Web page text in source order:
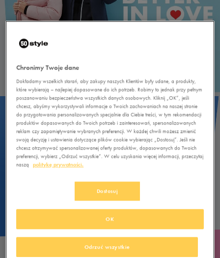
Chronimy Twoje dane
Dokładamy wszelkich starań, aby zakupy naszych Klientów były udane, a produkty,
które wybierają – najlepiej dopasowane do ich potrzeb. Robimy to jednak przy pełnym
poszanowaniu bezpieczeństwa wszystkich danych osobowych. Kliknij „OK”, jeśli
chcesz, abyśmy wykorzystywali informacje o Twoich zachowaniach na naszej stronie
do przygotowania personalizowanych specjalnie dla Ciebie treści, w tym rekomendacji
produktów dopasowanych do Twoich potrzeb i zainteresowań, spersonalizowanych
reklam czy zapamiętywanie wybranych preferencji. W każdej chwili możesz zmienić
swoją decyzję i ustawienia dotyczące plików cookie wybierając „Dostosuj”. Jeśli nie
chcesz otrzymywać spersonalizowanej oferty produktów, dopasowanych do Twoich
preferencji, wybierz „Odrzuć wszystkie”. W celu uzyskania więcej informacji, przeczytaj
naszą
politykę prywatności.
Dostosuj
Odrzuć wszystkie
OK